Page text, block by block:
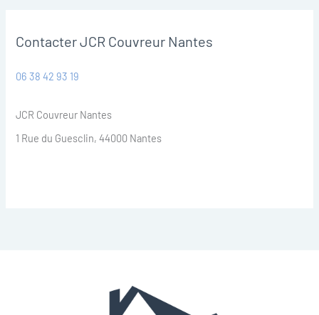
Contacter JCR Couvreur Nantes
06 38 42 93 19
JCR Couvreur Nantes
1 Rue du Guesclin, 44000 Nantes